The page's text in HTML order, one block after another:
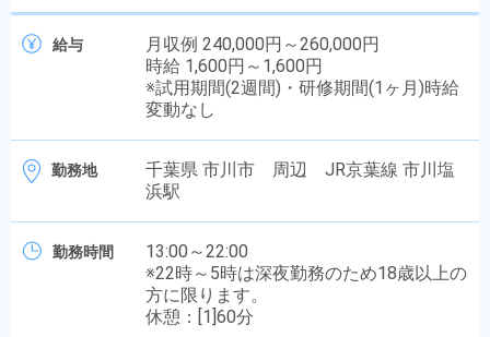
給与
月収例 240,000円～260,000円
時給 1,600円～1,600円
※試用期間(2週間)・研修期間(1ヶ月)時給
変動なし
勤務地
千葉県 市川市 周辺 JR京葉線 市川塩
浜駅
勤務時間
13:00～22:00
※22時～5時は深夜勤務のため18歳以上の
方に限ります。
休憩：[1]60分